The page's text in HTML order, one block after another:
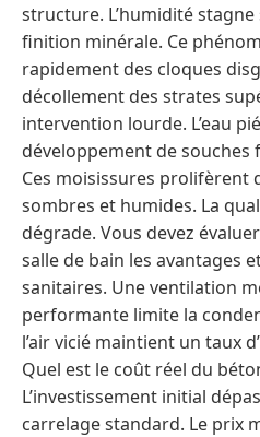
structure. L’humidité
finition minérale. Ce
rapidement des cloques
décollement des strates
intervention lourde. L’eau
développement de
Ces moisissures prolifèrent
sombres et humides. La
dégrade. Vous devez
salle de bain les avantages
sanitaires. Une ventilation
performante limite la
l’air vicié maintient un taux
Quel est le coût réel du
L’investissement initial
carrelage standard. Le prix